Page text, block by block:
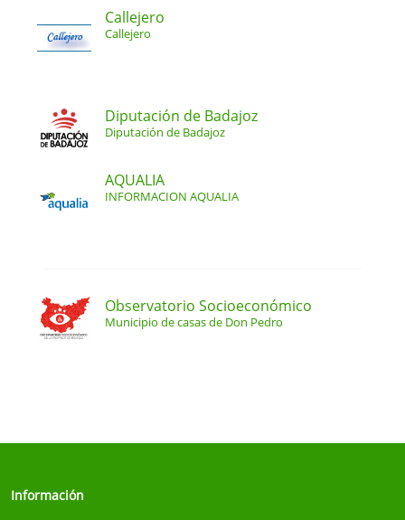
Callejero
Callejero
Diputación de Badajoz
Diputación de Badajoz
AQUALIA
INFORMACION AQUALIA
Observatorio Socioeconómico
Municipio de casas de Don Pedro
Información